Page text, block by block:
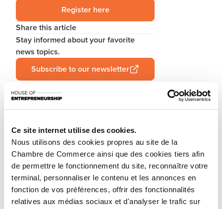
Ce site internet utilise des cookies.
Nous utilisons des cookies propres au site de la
Chambre de Commerce ainsi que des cookies tiers afin
de permettre le fonctionnement du site, reconnaître votre
terminal, personnaliser le contenu et les annonces en
fonction de vos préférences, offrir des fonctionnalités
relatives aux médias sociaux et d'analyser le trafic sur
Register here
Share this article
Stay informed about your favorite
news topics.
Subscribe to our newsletter
existing one in Luxembourg? Let’s get guided by the
advisors of the House of Entrepreneurship, the single
point of contact for entrepreneurs.
How? Attend the upcoming workshop «How to start
your business in Luxembourg?» focusing on the
ecosystem, regulatory framework and steps to follow.